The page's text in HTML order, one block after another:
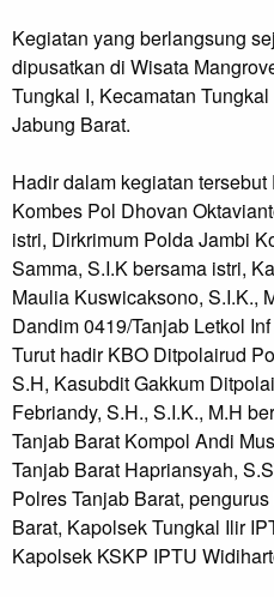
Kegiatan yang berlangsung
dipusatkan di Wisata
Tungkal I, Kecamatan
Jabung Barat.
Hadir dalam kegiatan
Kombes Pol Dhovan
istri, Dirkrimum Polda Jambi
Samma, S.I.K bersama istri,
Maulia Kuswicaksono, S.I.K.,
Dandim 0419/Tanjab Letkol
Turut hadir KBO Ditpolairud
S.H, Kasubdit Gakkum
Febriandy, S.H., S.I.K., M.H
Tanjab Barat Kompol Andi
Tanjab Barat Hapriansyah,
Polres Tanjab Barat,
Barat, Kapolsek Tungkal Ilir
Kapolsek KSKP IPTU